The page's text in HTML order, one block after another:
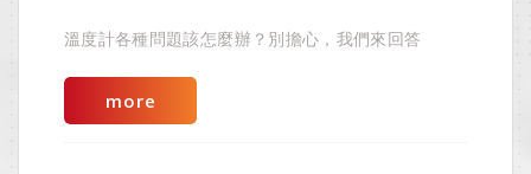
溫度計各種問題該怎麼辦？別擔心，我們來回答
more